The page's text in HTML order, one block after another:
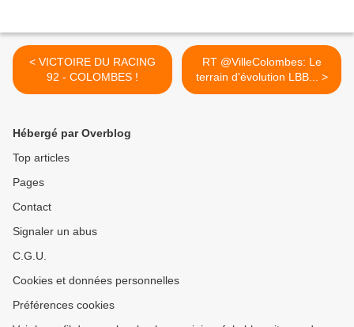
< VICTOIRE DU RACING
92 - COLOMBES !
RT @VilleColombes: Le
terrain d'évolution LBB... >
Hébergé par Overblog
Top articles
Pages
Contact
Signaler un abus
C.G.U.
Cookies et données personnelles
Préférences cookies